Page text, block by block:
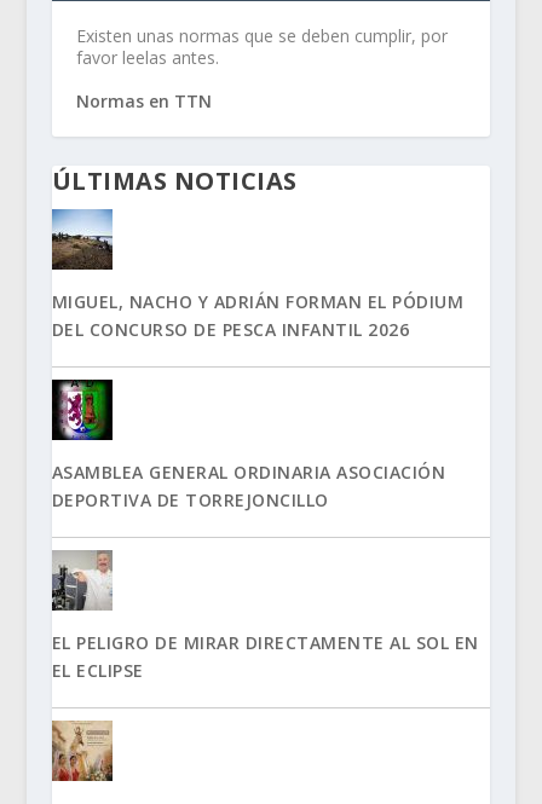
Existen unas normas que se deben cumplir, por
favor leelas antes.
Normas en TTN
ÚLTIMAS NOTICIAS
MIGUEL, NACHO Y ADRIÁN FORMAN EL PÓDIUM
DEL CONCURSO DE PESCA INFANTIL 2026
ASAMBLEA GENERAL ORDINARIA ASOCIACIÓN
DEPORTIVA DE TORREJONCILLO
EL PELIGRO DE MIRAR DIRECTAMENTE AL SOL EN
EL ECLIPSE